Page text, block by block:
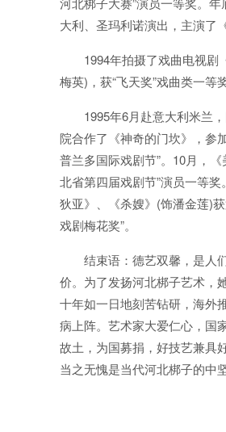
大利、圣玛利诺演出，主演了
1994年拍摄了戏曲电视剧
梅英)，获“飞天奖”戏曲类一等奖
1995年6月赴意大利米兰
院合作了《神奇的门坎》，参
普兰多国际戏剧节”。10月，《
北省第四届戏剧节”演员一等奖
狄亚》、《杀嫂》(饰潘金莲)
戏剧梅花奖”。
结束语：德艺双馨，是人
价。为了发扬河北梆子艺术，
十年如一日地刻苦钻研，海外
病上阵。艺术家大爱仁心，国
故土，为国募捐，好技艺兼具
当之无愧是当代河北梆子的中坚